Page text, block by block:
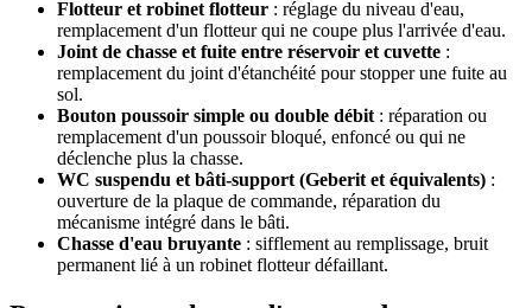
Flotteur et robinet flotteur : réglage du niveau d'eau,
remplacement d'un flotteur qui ne coupe plus l'arrivée d'eau.
Joint de chasse et fuite entre réservoir et cuvette :
remplacement du joint d'étanchéité pour stopper une fuite au
sol.
Bouton poussoir simple ou double débit : réparation ou
remplacement d'un poussoir bloqué, enfoncé ou qui ne
déclenche plus la chasse.
WC suspendu et bâti-support (Geberit et équivalents) :
ouverture de la plaque de commande, réparation du
mécanisme intégré dans le bâti.
Chasse d'eau bruyante : sifflement au remplissage, bruit
permanent lié à un robinet flotteur défaillant.